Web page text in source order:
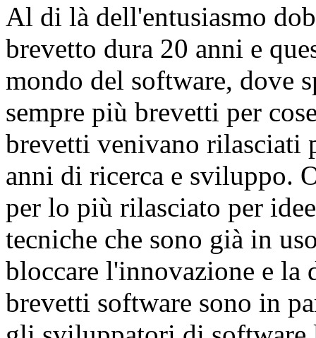
Al di là dell'entusiasmo
brevetto dura 20 anni e
mondo del software, dove
sempre più brevetti per
brevetti venivano rilasciati
anni di ricerca e sviluppo.
per lo più rilasciato per
tecniche che sono già in
bloccare l'innovazione e
brevetti software sono in